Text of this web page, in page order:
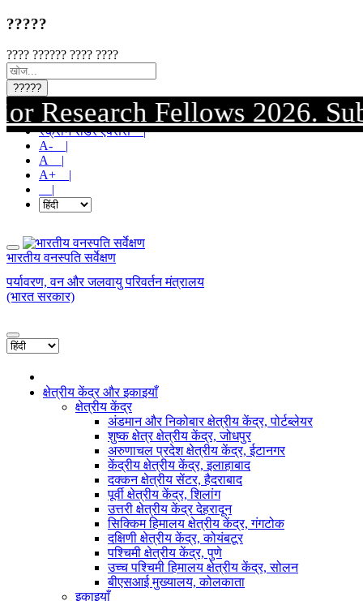
?????
???? ?????? ???? ????
?????
Fellows 2026.
मुख्य सामग्री पर जाएं |
स्क्रीन रीडर एक्सेस |
A- |
A |
A+ |
|
भारतीय वनस्पति सर्वेक्षण
पर्यावरण, वन और जलवायु परिवर्तन मंत्रालय
(भारत सरकार)
क्षेत्रीय केंद्र और इकाइयाँ
क्षेत्रीय केंद्र
अंडमान और निकोबार क्षेत्रीय केंद्र, पोर्टब्लेयर
शुष्क क्षेत्र क्षेत्रीय केंद्र, जोधपुर
अरुणाचल प्रदेश क्षेत्रीय केंद्र, ईटानगर
केंद्रीय क्षेत्रीय केंद्र, इलाहाबाद
दक्कन क्षेत्रीय सेंटर, हैदराबाद
पूर्वी क्षेत्रीय केंद्र, शिलांग
उत्तरी क्षेत्रीय केंद्र देहरादून
सिक्किम हिमालय क्षेत्रीय केंद्र, गंगटोक
दक्षिणी क्षेत्रीय केंद्र, कोयंबटूर
पश्चिमी क्षेत्रीय केंद्र, पुणे
उच्च पश्चिमी हिमालय क्षेत्रीय केंद्र, सोलन
बीएसआई मुख्यालय, कोलकाता
इकाइयाँ